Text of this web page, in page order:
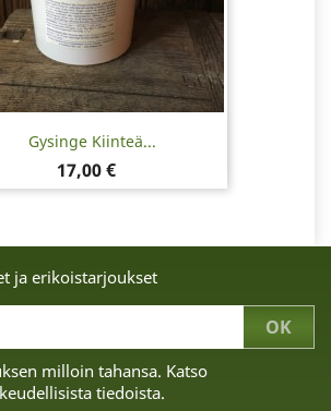
Gysinge Kiinteä...
Hinta
17,00 €
ja erikoistarjoukset
milloin tahansa. Katso
tiedoista.